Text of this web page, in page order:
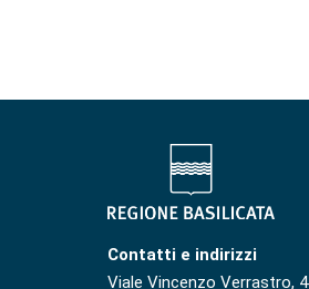
Contatti e indirizzi
Viale Vincenzo Verrastro, 4